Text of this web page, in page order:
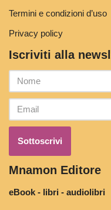
Termini e condizioni d’uso
Privacy policy
Iscriviti alla
Mnamon Editore
eBook - libri - audiolibri